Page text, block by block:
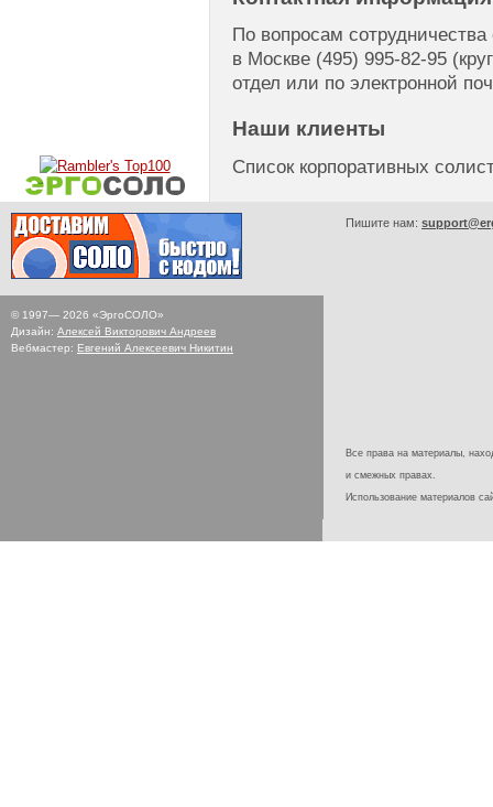
По вопросам
в Москве (495) 995-82-95
отдел или по электронной
Наши клиенты
Список корпоративных
© 1997— 2026 «ЭргоСОЛО»
Дизайн: Алексей Викторович Андреев
Вебмастер: Евгений Алексеевич Никитин
Пишите нам:
Все права на материалы,
и смежных правах.
Использование материалов